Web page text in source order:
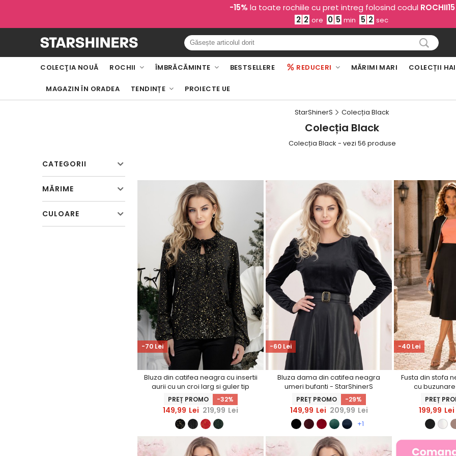
-15% la toate rochiile cu pret intreg folosind codul ROCHII15
2 2 ore 0 5 min 5 0 sec
COLECŢIA NOUĂ ROCHII ÎMBRĂCĂMINTE BESTSELLERE REDUCERI MĂRIMI MARI COLECȚII
MAGAZIN ÎN ORADEA TENDINȚE PROIECTE UE
StarShinerS Colecția Black
Colecția Black
Colecția Black - vezi 56 produse
CATEGORII
MĂRIME
CULOARE
-70 Lei
Bluza din catifea neagra cu insertii
aurii cu un croi larg si guler tip
esarfa - StarShinerS
PREȚ PROMO -32%
149,99 Lei 219,99 Lei
-60 Lei
Bluza dama din catifea neagra
umeri bufanti - StarShinerS
PREȚ PROMO -29%
149,99 Lei 209,99 Lei
+1
-40 Lei
Fusta din stofa
cu
PREȚ
199,99 Lei